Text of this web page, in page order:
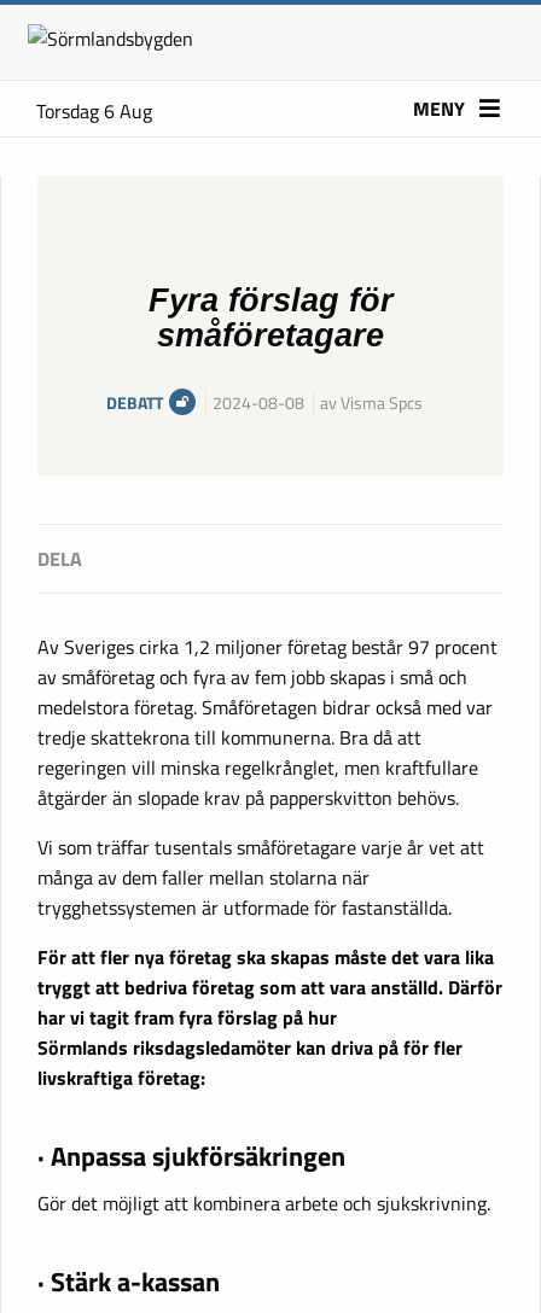
Torsdag 6 Aug MENY
Fyra förslag för
småföretagare
DEBATT 2024-08-08 av Visma Spcs
Av Sveriges cirka 1,2 miljoner företag består 97 procent
av småföretag och fyra av fem jobb skapas i små och
medelstora företag. Småföretagen bidrar också med var
tredje skattekrona till kommunerna. Bra då att
regeringen vill minska regelkrånglet, men kraftfullare
åtgärder än slopade krav på papperskvitton behövs.
Vi som träffar tusentals småföretagare varje år vet att
många av dem faller mellan stolarna när
trygghetssystemen är utformade för fastanställda.
För att fler nya företag ska skapas måste det vara lika
tryggt att bedriva företag som att vara anställd. Därför
har vi tagit fram fyra förslag på hur
Sörmlands riksdagsledamöter kan driva på för fler
livskraftiga företag:
· Anpassa sjukförsäkringen
Gör det möjligt att kombinera arbete och sjukskrivning.
· Stärk a-kassan